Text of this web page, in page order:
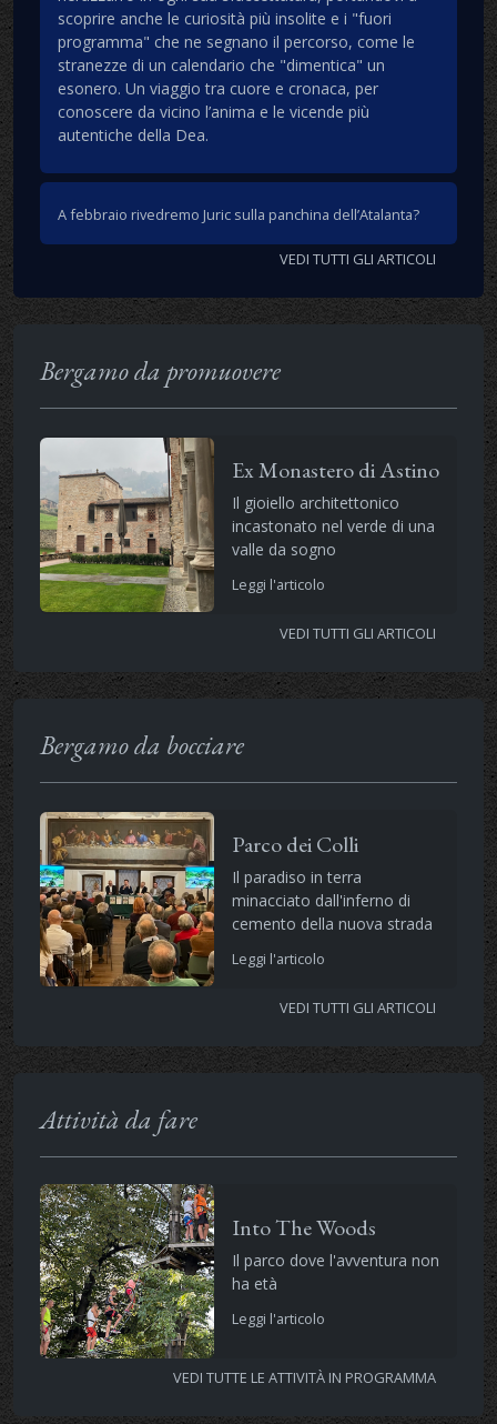
scoprire anche le curiosità più insolite e i "fuori
programma" che ne segnano il percorso, come le
stranezze di un calendario che "dimentica" un
esonero. Un viaggio tra cuore e cronaca, per
conoscere da vicino l’anima e le vicende più
autentiche della Dea.
A febbraio rivedremo Juric sulla panchina dell’Atalanta?
VEDI TUTTI GLI ARTICOLI
Bergamo da promuovere
Ex Monastero di Astino
Il gioiello architettonico
incastonato nel verde di una
valle da sogno
Leggi l'articolo
VEDI TUTTI GLI ARTICOLI
Bergamo da bocciare
Parco dei Colli
Il paradiso in terra
minacciato dall'inferno di
cemento della nuova strada
Leggi l'articolo
VEDI TUTTI GLI ARTICOLI
Attività da fare
Into The Woods
Il parco dove l'avventura non
ha età
Leggi l'articolo
VEDI TUTTE LE ATTIVITÀ IN PROGRAMMA